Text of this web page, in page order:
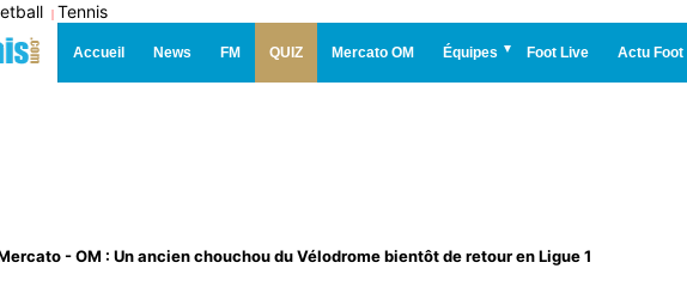
| Tennis
Accueil News FM QUIZ Mercato OM Équipes Foot Live Actu Foot
- OM : Un ancien chouchou du Vélodrome bientôt de retour en Ligue 1 ?